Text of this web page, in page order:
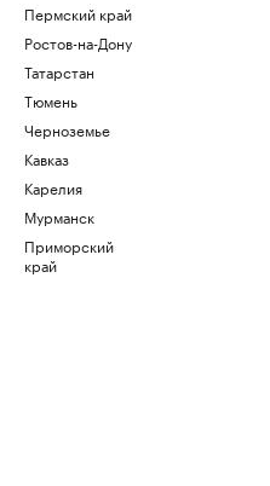
Пермский край
Ростов-на-Дону
Татарстан
Тюмень
Черноземье
Кавказ
Карелия
Мурманск
Приморский
край